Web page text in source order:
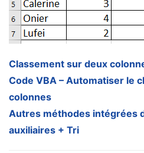
Classement sur deux
Code VBA – Automatiser le
colonnes
Autres méthodes intégrées
auxiliaires + Tri